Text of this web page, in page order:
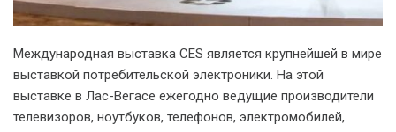
Международная выставка CES является крупнейшей в мире
выставкой потребительской электроники. На этой
выставке в Лас-Вегасе ежегодно ведущие производители
телевизоров, ноутбуков, телефонов, электромобилей,